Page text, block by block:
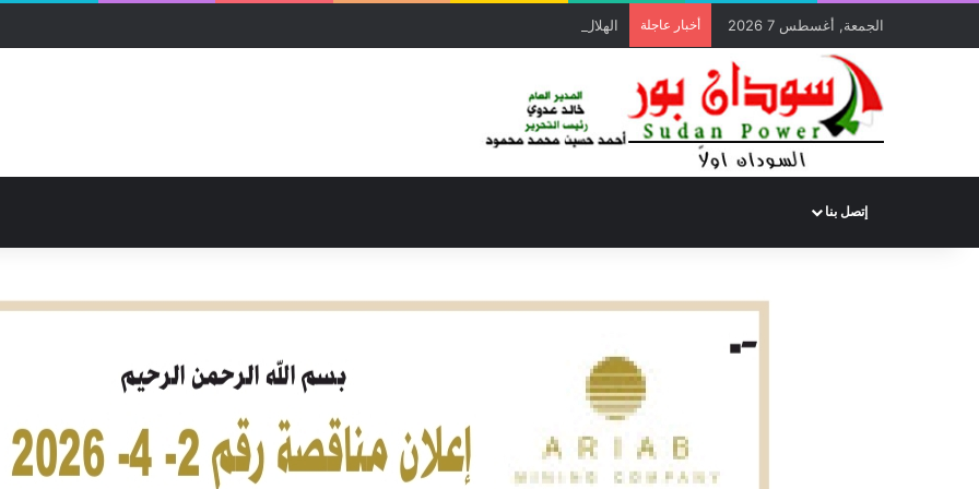
الجمعة, أغسطس 7 2026 أخبار عاجلة الهلال الأحمر السوداني يوزع (1000) سلة غذائية للأسر المتأثرة بالحرب بمحلية شرق النيل
إتصل بنا